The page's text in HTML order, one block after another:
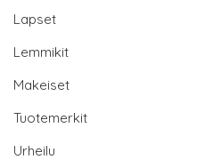
Lapset
Lemmikit
Makeiset
Tuotemerkit
Urheilu